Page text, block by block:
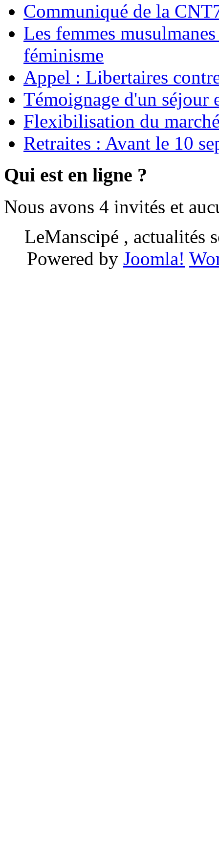
Communiqué de la
Les femmes
féminisme
Appel : Libertaires
Témoignage d'un séjour
Flexibilisation du
Retraites : Avant le 10
Qui est en ligne ?
Nous avons 4 invités et
LeManscipé , actualités
Powered by Joomla!